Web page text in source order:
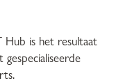
Hub is het resultaat